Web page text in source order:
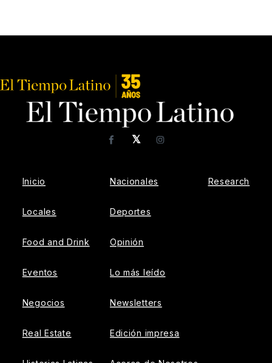
𝕏
FacebookInstagram
Inicio
Locales
Food and Drink
Eventos
Negocios
Real Estate
Nacionales
Deportes
Opinión
Lo más leído
Newsletters
Edición impresa
Research